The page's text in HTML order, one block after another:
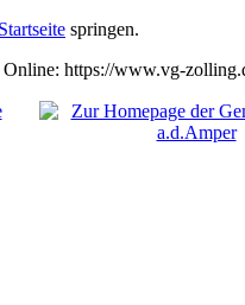
springen.
Online: https://www.vg-